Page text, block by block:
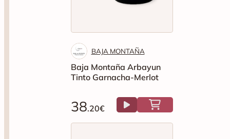
BAJA MONTAÑA
Baja Montaña Arbayun
Tinto Garnacha-Merlot
38.20€